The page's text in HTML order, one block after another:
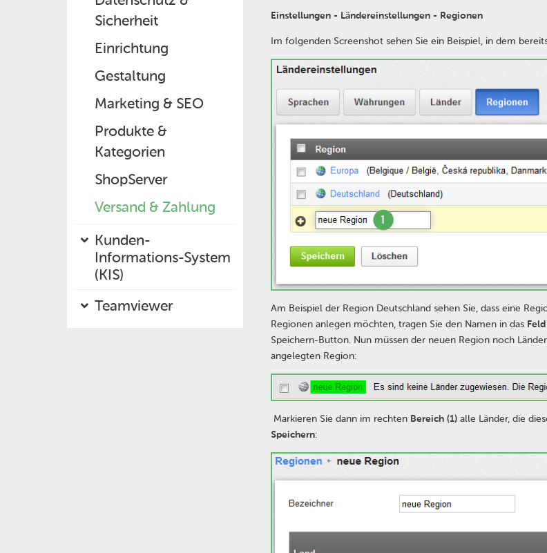
Sicherheit
Einrichtung
Gestaltung
Marketing & SEO
Produkte &
Kategorien
ShopServer
Versand & Zahlung
Kunden-
Informations-System
(KIS)
Teamviewer
Einstellungen - Ländereinstellungen - Regionen
Im folgenden Screenshot sehen Sie ein Beispiel, in dem
Am Beispiel der Region Deutschland sehen Sie, dass eine
Regionen anlegen möchten, tragen Sie den Namen in das
Speichern-Button. Nun müssen der neuen Region noch
angelegten Region:
Markieren Sie dann im rechten Bereich (1) alle Länder, die
Speichern: